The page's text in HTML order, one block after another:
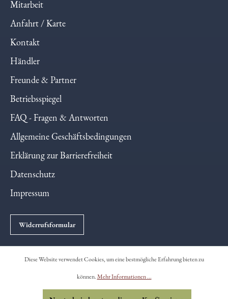
Mitarbeit
Anfahrt / Karte
Kontakt
Händler
Freunde & Partner
Betriebsspiegel
FAQ - Fragen & Antworten
Allgemeine Geschäftsbedingungen
Erklärung zur Barrierefreiheit
Datenschutz
Impressum
Widerrufsformular
* Sofern nicht anders gekennzeichnet (*), handelt es sich
um biologische Erzeugnisse - DE-ÖKO-006.
Diese Website verwendet Cookies, um eine bestmögliche Erfahrung bieten zu
können.Mehr Informationen ...